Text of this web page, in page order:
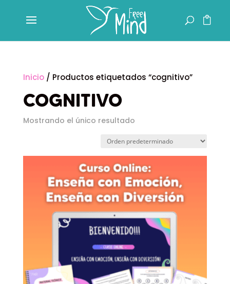
Inicio/ Productos etiquetados “cognitivo”
COGNITIVO
Mostrando el único resultado